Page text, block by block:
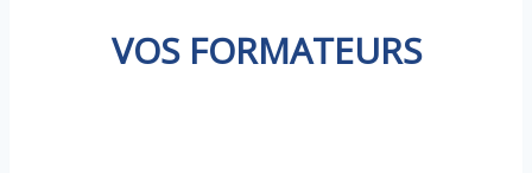
VOS FORMATEURS